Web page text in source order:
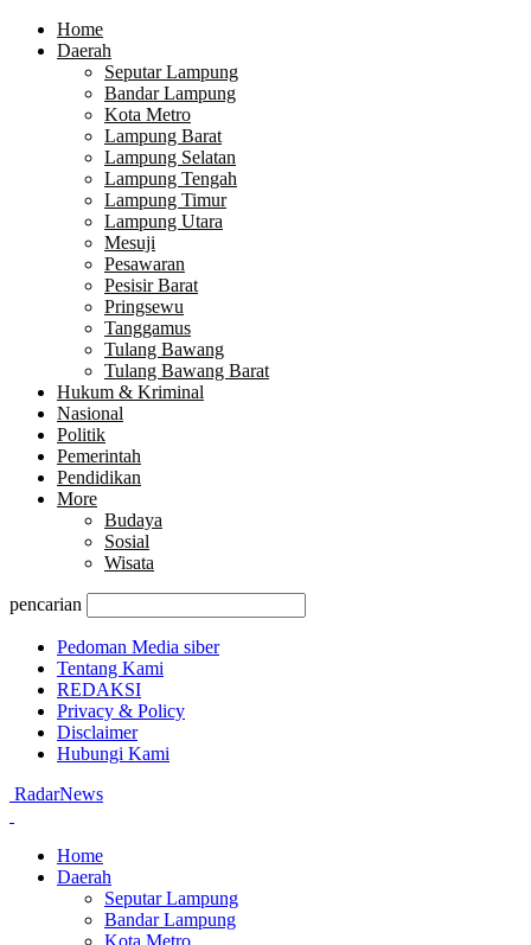
Home
Daerah
Seputar Lampung
Bandar Lampung
Kota Metro
Lampung Barat
Lampung Selatan
Lampung Tengah
Lampung Timur
Lampung Utara
Mesuji
Pesawaran
Pesisir Barat
Pringsewu
Tanggamus
Tulang Bawang
Tulang Bawang Barat
Hukum & Kriminal
Nasional
Politik
Pemerintah
Pendidikan
More
Budaya
Sosial
Wisata
pencarian
Pedoman Media siber
Tentang Kami
REDAKSI
Privacy & Policy
Disclaimer
Hubungi Kami
RadarNews
Home
Daerah
Seputar Lampung
Bandar Lampung
Kota Metro